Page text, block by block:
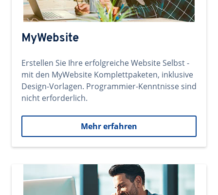
MyWebsite
Erstellen Sie Ihre erfolgreiche Website Selbst -
mit den MyWebsite Komplettpaketen, inklusive
Design-Vorlagen. Programmier-Kenntnisse sind
nicht erforderlich.
Mehr erfahren